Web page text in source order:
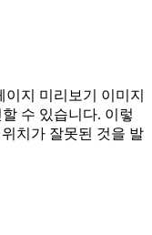
지 미리보기 이미지
수 있습니다. 이렇
치가 잘못된 것을 발